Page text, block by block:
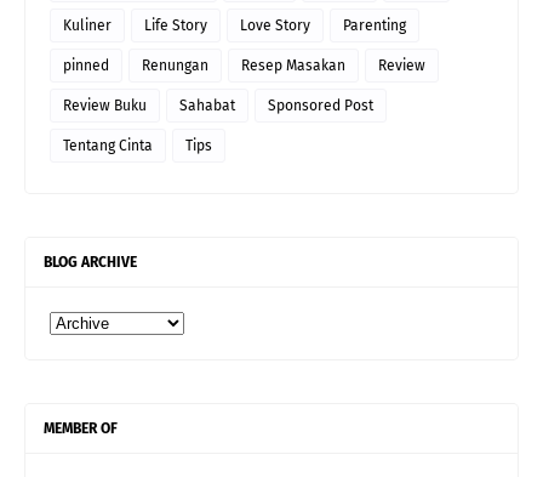
Kuliner Life Story Love Story Parenting
pinned Renungan Resep Masakan Review
Review Buku Sahabat Sponsored Post
Tentang Cinta Tips
BLOG ARCHIVE
MEMBER OF